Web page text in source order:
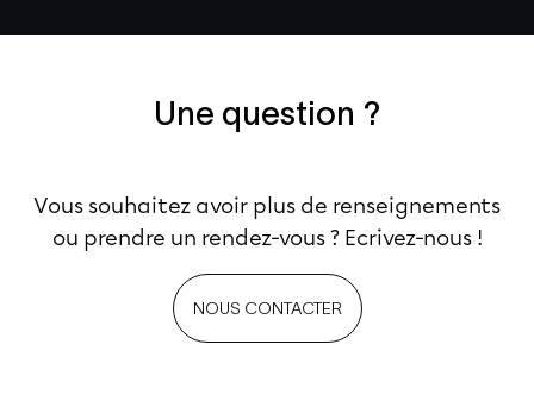
Une question ?
Vous souhaitez avoir plus de renseignements
ou prendre un rendez-vous ? Ecrivez-nous !
NOUS CONTACTER